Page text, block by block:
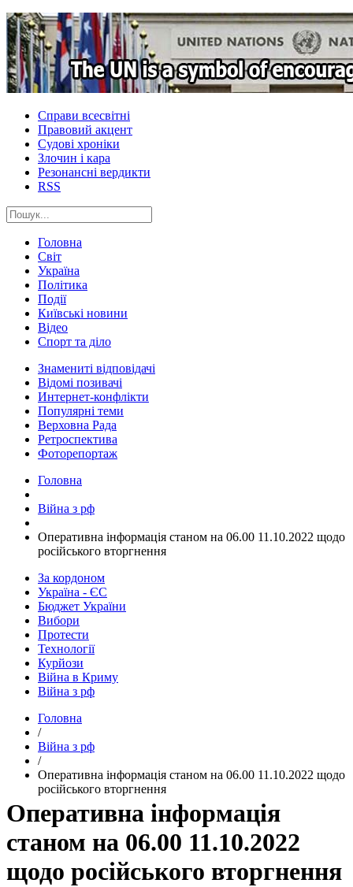
Справи всесвітні
Правовий акцент
Судові хроніки
Злочин і кара
Резонансні вердикти
RSS
Головна
Світ
Україна
Політика
Події
Київські новини
Відео
Спорт та діло
Знамениті відповідачі
Відомі позивачі
Интернет-конфлікти
Популярні теми
Верховна Рада
Ретроспектива
Фоторепортаж
Головна
Війна з рф
​Оперативна інформація станом на 06.00 11.10.2022 щодо
російського вторгнення
За кордоном
Україна - ЄС
Бюджет України
Вибори
Протести
Технології
Курйози
Війна в Криму
Війна з рф
Головна
/
Війна з рф
/
​Оперативна інформація станом на 06.00 11.10.2022 щодо
російського вторгнення
​Оперативна інформація
станом на 06.00 11.10.2022
щодо російського вторгнення